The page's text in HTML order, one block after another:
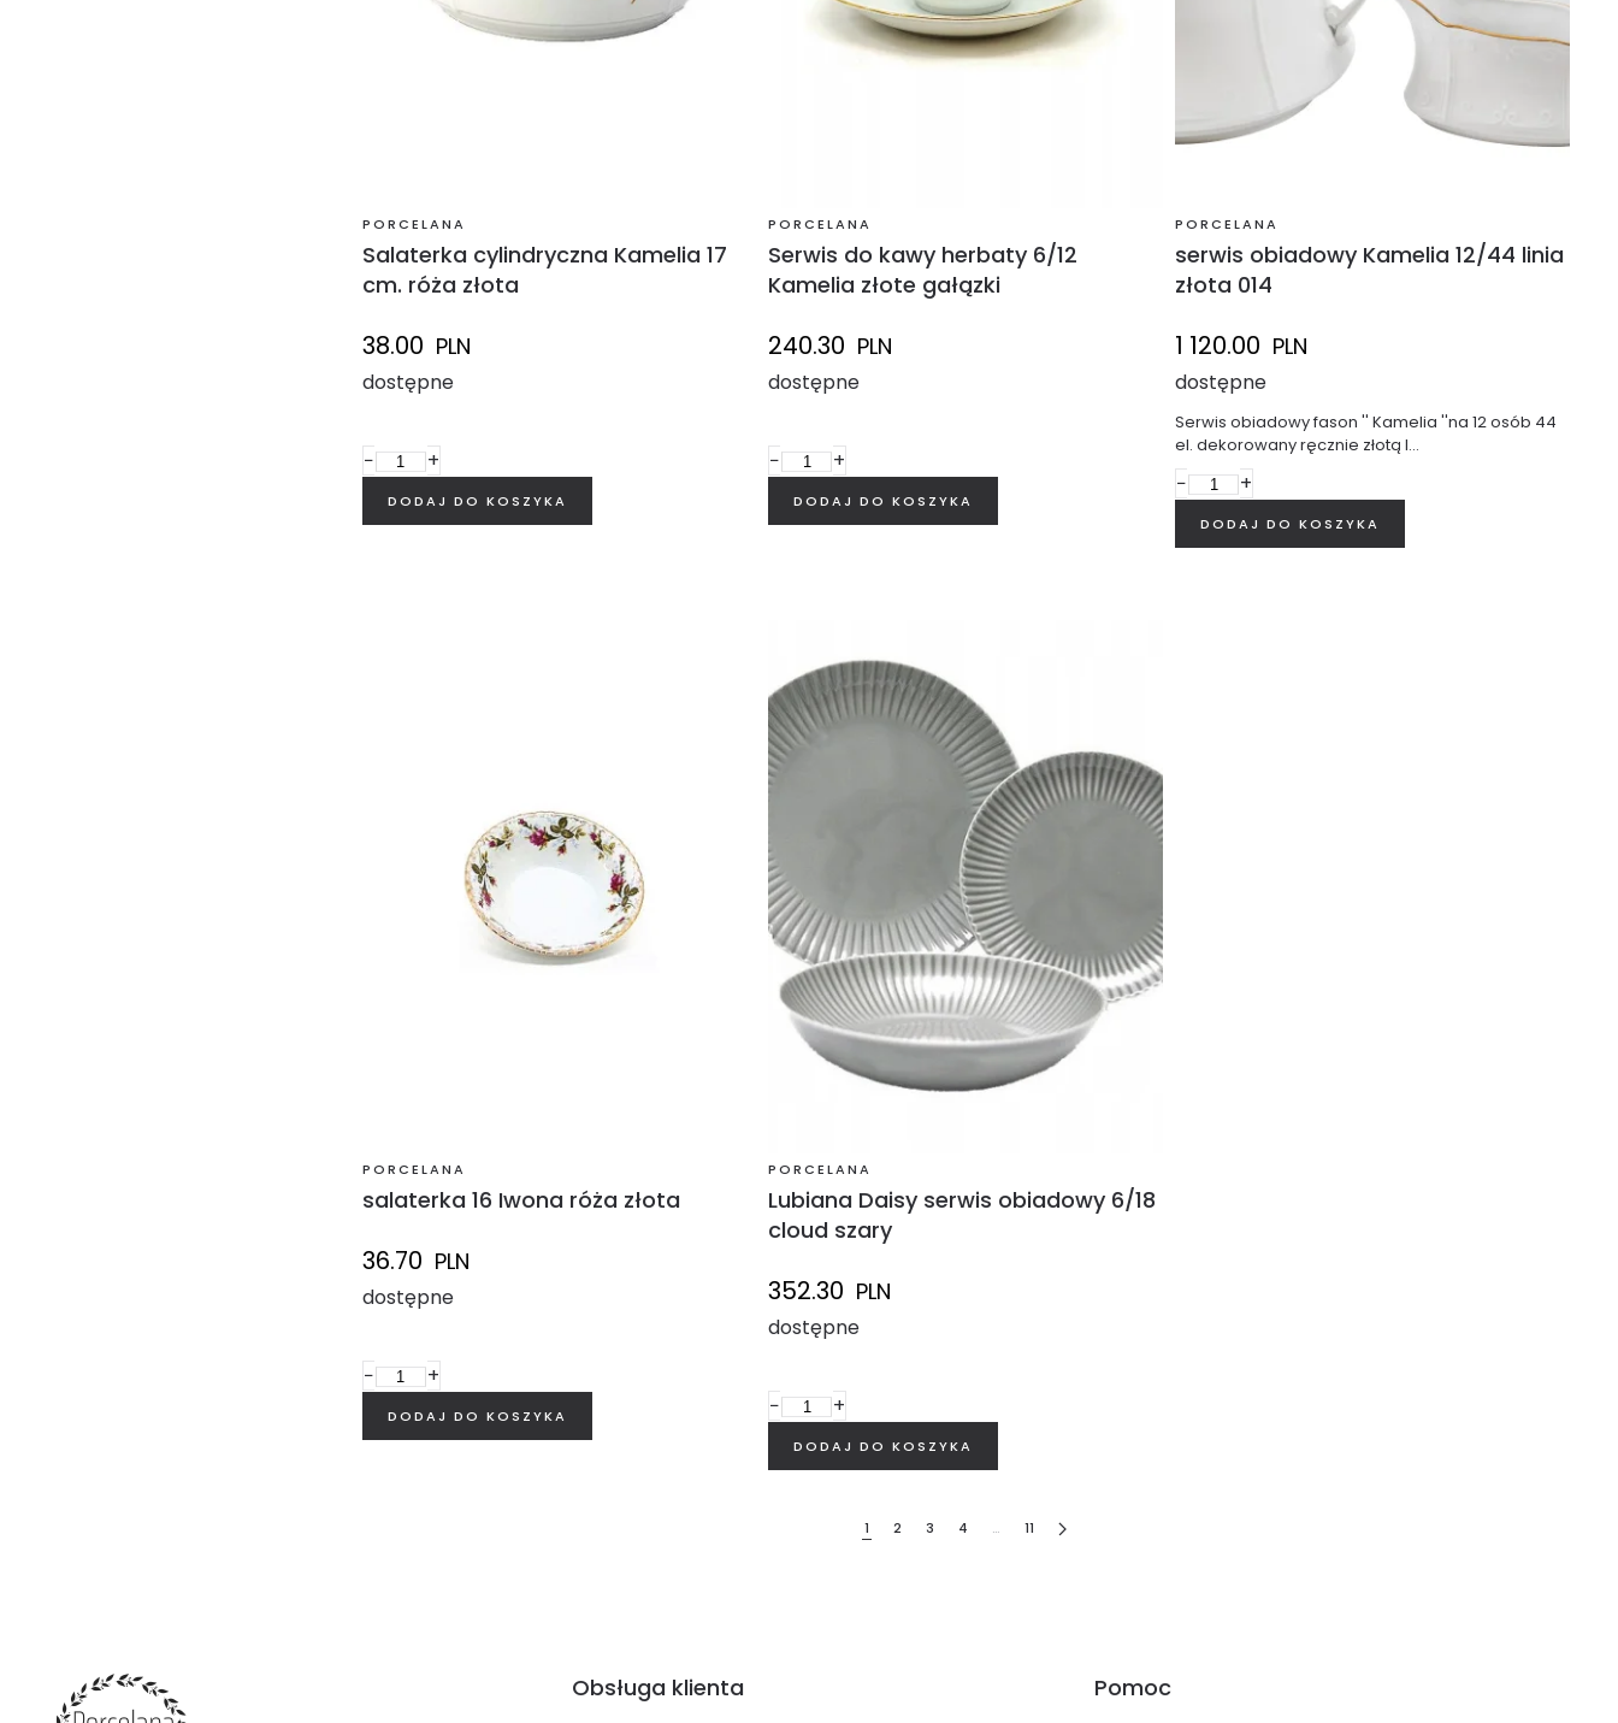
PORCELANA
Salaterka cylindryczna Kamelia 17
cm. róża złota
38.00 PLN
dostępne
− +
PORCELANA
Serwis do kawy herbaty 6/12
Kamelia złote gałązki
240.30 PLN
dostępne
− +
PORCELANA
serwis obiadowy Kamelia 12/44 linia
złota 014
1 120.00 PLN
dostępne
Serwis obiadowy fason '' Kamelia ''na 12 osób 44
el. dekorowany ręcznie złotą l…
− +
PORCELANA
salaterka 16 Iwona róża złota
36.70 PLN
dostępne
− +
PORCELANA
Lubiana Daisy serwis obiadowy 6/18
cloud szary
352.30 PLN
dostępne
− +
1 2 3 4 … 11
Obsługa klienta Pomoc